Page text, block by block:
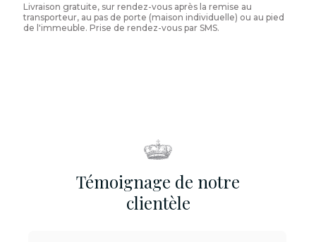
Livraison gratuite, sur rendez-vous après la remise au
transporteur, au pas de porte (maison individuelle) ou au pied
de l'immeuble. Prise de rendez-vous par SMS.
Témoignage de notre
clientèle